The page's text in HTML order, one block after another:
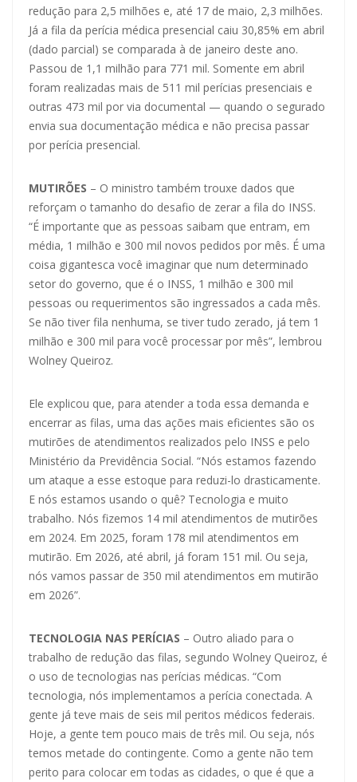
redução para 2,5 milhões e, até 17 de maio, 2,3 milhões.
Já a fila da perícia médica presencial caiu 30,85% em abril
(dado parcial) se comparada à de janeiro deste ano.
Passou de 1,1 milhão para 771 mil. Somente em abril
foram realizadas mais de 511 mil perícias presenciais e
outras 473 mil por via documental — quando o segurado
envia sua documentação médica e não precisa passar
por perícia presencial.
MUTIRÕES – O ministro também trouxe dados que
reforçam o tamanho do desafio de zerar a fila do INSS.
“É importante que as pessoas saibam que entram, em
média, 1 milhão e 300 mil novos pedidos por mês. É uma
coisa gigantesca você imaginar que num determinado
setor do governo, que é o INSS, 1 milhão e 300 mil
pessoas ou requerimentos são ingressados a cada mês.
Se não tiver fila nenhuma, se tiver tudo zerado, já tem 1
milhão e 300 mil para você processar por mês”, lembrou
Wolney Queiroz.
Ele explicou que, para atender a toda essa demanda e
encerrar as filas, uma das ações mais eficientes são os
mutirões de atendimentos realizados pelo INSS e pelo
Ministério da Previdência Social. “Nós estamos fazendo
um ataque a esse estoque para reduzi-lo drasticamente.
E nós estamos usando o quê? Tecnologia e muito
trabalho. Nós fizemos 14 mil atendimentos de mutirões
em 2024. Em 2025, foram 178 mil atendimentos em
mutirão. Em 2026, até abril, já foram 151 mil. Ou seja,
nós vamos passar de 350 mil atendimentos em mutirão
em 2026”.
TECNOLOGIA NAS PERÍCIAS – Outro aliado para o
trabalho de redução das filas, segundo Wolney Queiroz, é
o uso de tecnologias nas perícias médicas. “Com
tecnologia, nós implementamos a perícia conectada. A
gente já teve mais de seis mil peritos médicos federais.
Hoje, a gente tem pouco mais de três mil. Ou seja, nós
temos metade do contingente. Como a gente não tem
perito para colocar em todas as cidades, o que é que a